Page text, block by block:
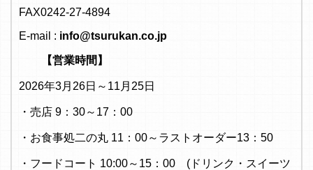
FAX0242-27-4894
E-mail : info@tsurukan.co.jp
【営業時間】
2026年3月26日～11月25日
・売店 9：30～17：00
・お食事処二の丸 11：00～ラストオーダー13：50
・フードコート 10:00～15：00 (ドリンク・スイーツ